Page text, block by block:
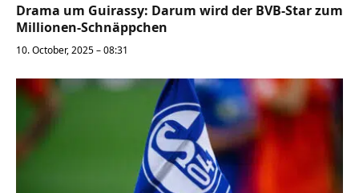
Drama um Guirassy: Darum wird der BVB-Star zum
Millionen-Schnäppchen
10. October, 2025 – 08:31